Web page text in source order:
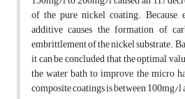
of the pure nickel coating. Because,
additive causes the formation of
embrittlement of the nickel substrate.
it can be concluded that the optimal
the water bath to improve the micro
composite coatings is between 100mg/